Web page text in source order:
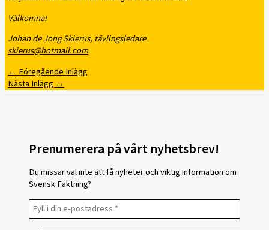
Välkomna!
Johan de Jong Skierus, tävlingsledare
skierus@hotmail.com
← Föregående Inlägg
Nästa Inlägg →
Prenumerera på vårt nyhetsbrev!
Du missar väl inte att få nyheter och viktig information om
Svensk Fäktning?